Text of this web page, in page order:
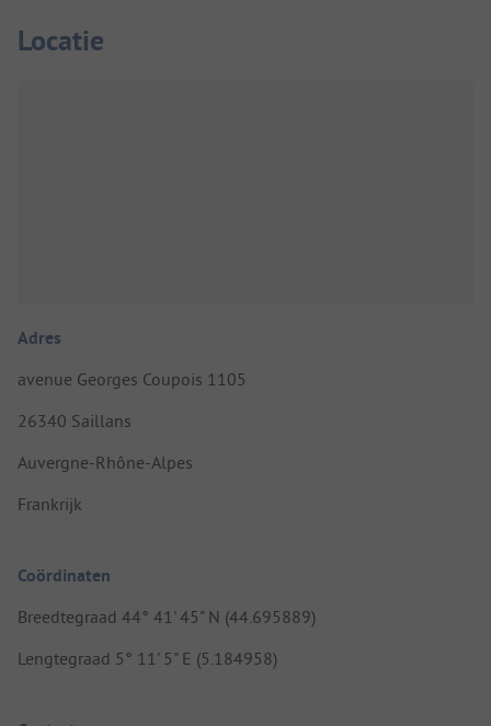
Locatie
Adres
avenue Georges Coupois 1105
26340 Saillans
Auvergne-Rhône-Alpes
Frankrijk
Coördinaten
Breedtegraad 44° 41' 45" N (44.695889)
Lengtegraad 5° 11' 5" E (5.184958)